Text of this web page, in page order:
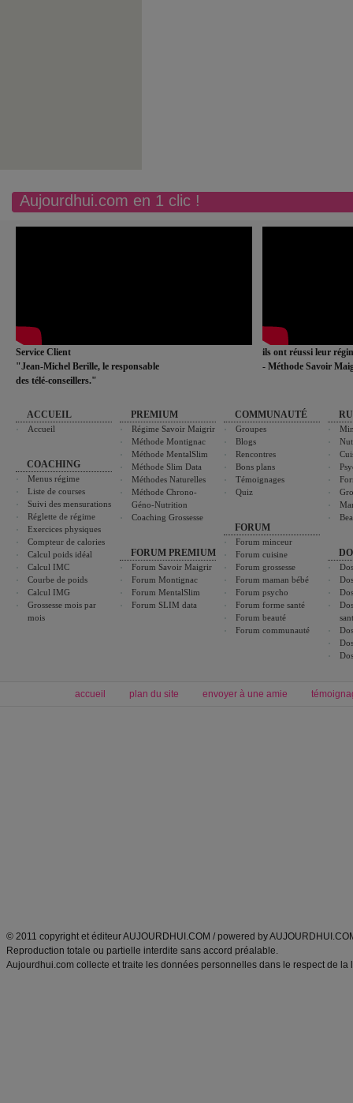
Aujourdhui.com en 1 clic !
Service Client
"Jean-Michel Berille, le responsable
des télé-conseillers."
ils ont réussi leur
- Méthode Savoir
ACCUEIL
Accueil
COACHING
Menus régime
Liste de courses
Suivi des mensurations
Réglette de régime
Exercices physiques
Compteur de calories
Calcul poids idéal
Calcul IMC
Courbe de poids
Calcul IMG
Grossesse mois par
mois
PREMIUM
Régime Savoir Maigrir
Méthode Montignac
Méthode MentalSlim
Méthode Slim Data
Méthodes Naturelles
Méthode Chrono-
Géno-Nutrition
Coaching Grossesse
FORUM PREMIUM
Forum Savoir Maigrir
Forum Montignac
Forum MentalSlim
Forum SLIM data
COMMUNAUTÉ
Groupes
Blogs
Rencontres
Bons plans
Témoignages
Quiz
FORUM
Forum minceur
Forum cuisine
Forum grossesse
Forum maman bébé
Forum psycho
Forum forme santé
Forum beauté
Forum communauté
accueil plan du site envoyer à une amie
© 2011 copyright et éditeur AUJOURDHUI.COM / powered by
Reproduction totale ou partielle interdite sans accord préalable.
Aujourdhui.com collecte et traite les données personnelles dans le respect de